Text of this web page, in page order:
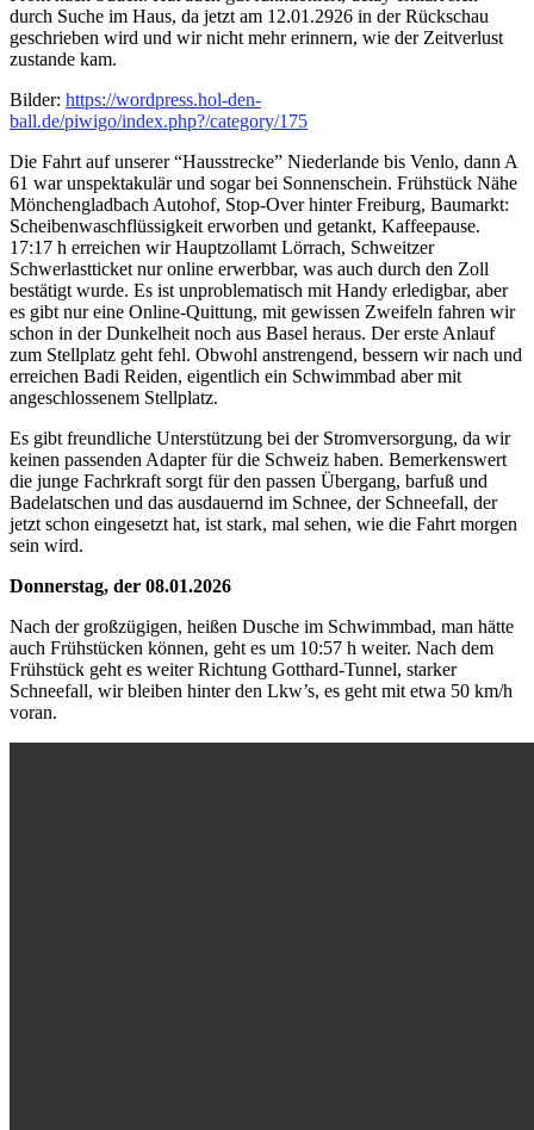
durch Suche im Haus, da jetzt am 12.01.2926 in der Rückschau
geschrieben wird und wir nicht mehr erinnern, wie der Zeitverlust
zustande kam.
Bilder: https://wordpress.hol-den-
ball.de/piwigo/index.php?/category/175
Die Fahrt auf unserer “Hausstrecke” Niederlande bis Venlo, dann A
61 war unspektakulär und sogar bei Sonnenschein. Frühstück Nähe
Mönchengladbach Autohof, Stop-Over hinter Freiburg, Baumarkt:
Scheibenwaschflüssigkeit erworben und getankt, Kaffeepause.
17:17 h erreichen wir Hauptzollamt Lörrach, Schweitzer
Schwerlastticket nur online erwerbbar, was auch durch den Zoll
bestätigt wurde. Es ist unproblematisch mit Handy erledigbar, aber
es gibt nur eine Online-Quittung, mit gewissen Zweifeln fahren wir
schon in der Dunkelheit noch aus Basel heraus. Der erste Anlauf
zum Stellplatz geht fehl. Obwohl anstrengend, bessern wir nach und
erreichen Badi Reiden, eigentlich ein Schwimmbad aber mit
angeschlossenem Stellplatz.
Es gibt freundliche Unterstützung bei der Stromversorgung, da wir
keinen passenden Adapter für die Schweiz haben. Bemerkenswert
die junge Fachrkraft sorgt für den passen Übergang, barfuß und
Badelatschen und das ausdauernd im Schnee, der Schneefall, der
jetzt schon eingesetzt hat, ist stark, mal sehen, wie die Fahrt morgen
sein wird.
Donnerstag, der 08.01.2026
Nach der großzügigen, heißen Dusche im Schwimmbad, man hätte
auch Frühstücken können, geht es um 10:57 h weiter. Nach dem
Frühstück geht es weiter Richtung Gotthard-Tunnel, starker
Schneefall, wir bleiben hinter den Lkw’s, es geht mit etwa 50 km/h
voran.